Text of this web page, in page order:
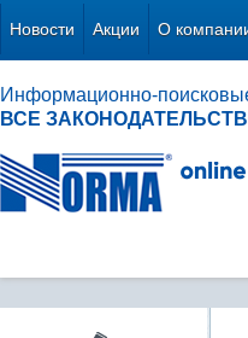
Новости Акции О
Информационно-
ВСЕ